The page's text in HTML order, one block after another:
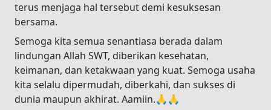
terus menjaga hal tersebut demi kesuksesan
bersama.
Semoga kita semua senantiasa berada dalam
lindungan Allah SWT, diberikan kesehatan,
keimanan, dan ketakwaan yang kuat. Semoga usaha
kita selalu dipermudah, diberkahi, dan sukses di
dunia maupun akhirat. Aamiin.🙏🙏